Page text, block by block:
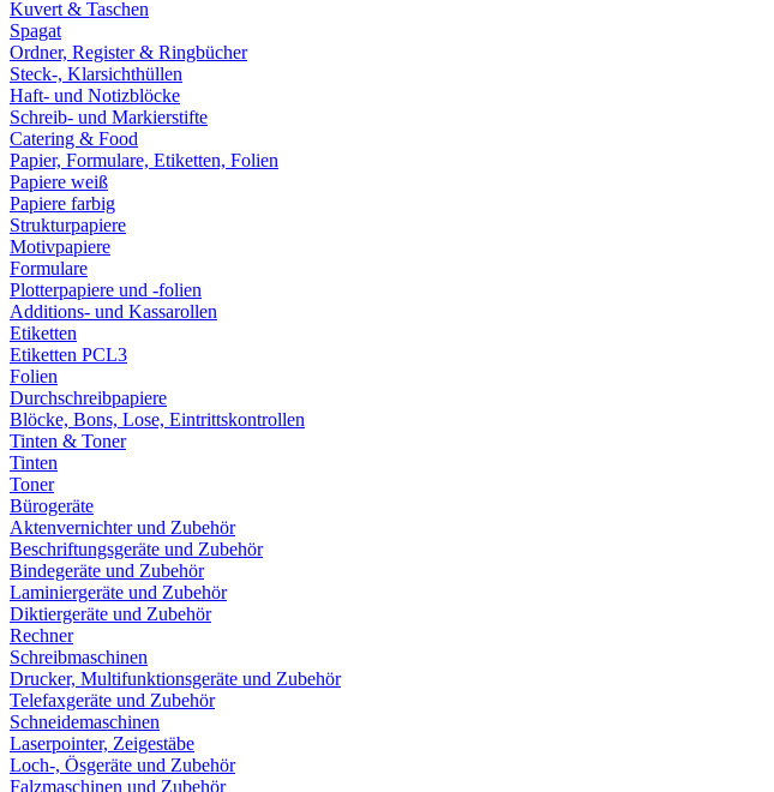
Kuvert & Taschen
Spagat
Ordner, Register & Ringbücher
Steck-, Klarsichthüllen
Haft- und Notizblöcke
Schreib- und Markierstifte
Catering & Food
Papier, Formulare, Etiketten, Folien
Papiere weiß
Papiere farbig
Strukturpapiere
Motivpapiere
Formulare
Plotterpapiere und -folien
Additions- und Kassarollen
Etiketten
Etiketten PCL3
Folien
Durchschreibpapiere
Blöcke, Bons, Lose, Eintrittskontrollen
Tinten & Toner
Tinten
Toner
Bürogeräte
Aktenvernichter und Zubehör
Beschriftungsgeräte und Zubehör
Bindegeräte und Zubehör
Laminiergeräte und Zubehör
Diktiergeräte und Zubehör
Rechner
Schreibmaschinen
Drucker, Multifunktionsgeräte und Zubehör
Telefaxgeräte und Zubehör
Schneidemaschinen
Laserpointer, Zeigestäbe
Loch-, Ösgeräte und Zubehör
Falzmaschinen und Zubehör